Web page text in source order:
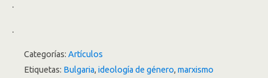
.
.
Categorías: Artículos
Etiquetas: Bulgaria, ideología de género, marxismo